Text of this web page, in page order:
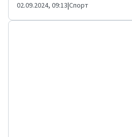
02.09.2024, 09:13|Спорт